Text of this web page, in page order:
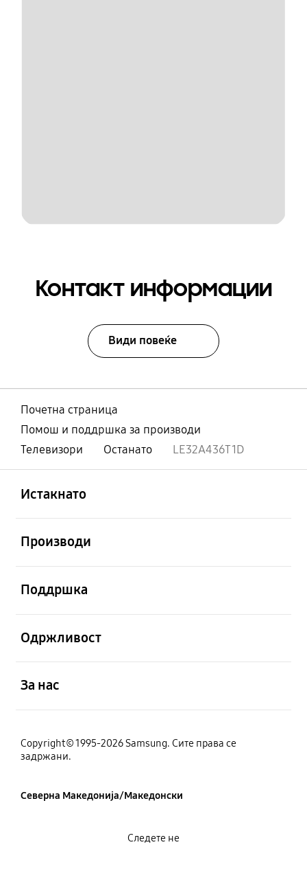
Контакт информации
Види повеќе
Почетна страница
Помош и поддршка за производи
Телевизори
Останато LE32A436T1D
Истакнато
Производи
Поддршка
Одржливост
За нас
Copyright© 1995-2026 Samsung. Сите права се
задржани.
Северна Македонија/Македонски
Следете не